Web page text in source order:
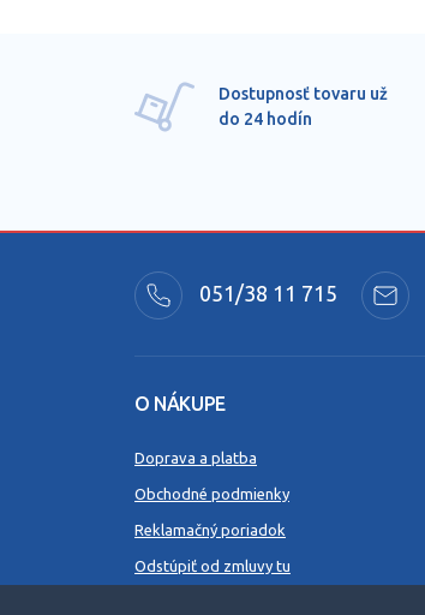
Dostupnosť tovaru už
do 24 hodín
051/38 11 715
O NÁKUPE
Doprava a platba
Obchodné podmienky
Reklamačný poriadok
Odstúpiť od zmluvy tu